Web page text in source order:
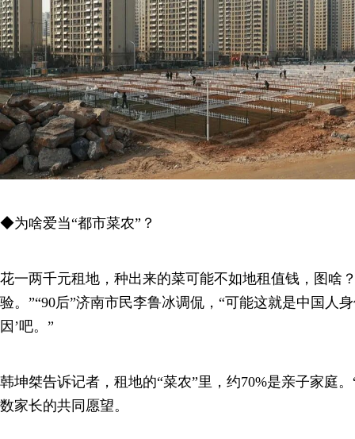
◆为啥爱当“都市菜农”？
花一两千元租地，种出来的菜可能不如地租值钱，图啥
验。”“90后”济南市民李鲁冰调侃，“可能这就是中国人
因’吧。”
韩坤桀告诉记者，租地的“菜农”里，约70%是亲子家庭
数家长的共同愿望。